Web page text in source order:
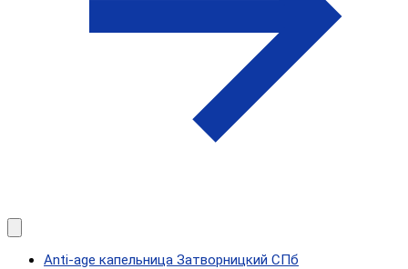
Anti-age капельница Затворницкий СПб